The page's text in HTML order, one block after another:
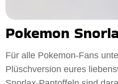
Pokemon
Für alle Pokemon-Fans
Plüschversion eures